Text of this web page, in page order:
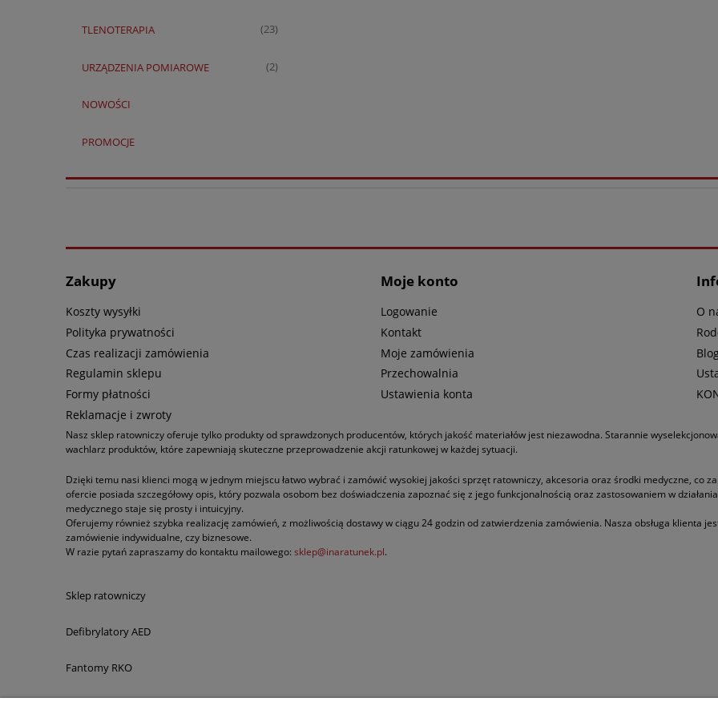
TLENOTERAPIA (23)
URZĄDZENIA POMIAROWE (2)
NOWOŚCI
PROMOCJE
Zakupy
Koszty wysyłki
Polityka prywatności
Czas realizacji zamówienia
Regulamin sklepu
Formy płatności
Reklamacje i zwroty
Moje konto
Logowanie
Kontakt
Moje zamówienia
Przechowalnia
Ustawienia konta
O
Nasz sklep ratowniczy oferuje tylko produkty od sprawdzonych producentów, których jakość materiałów jest niezawodna. Starannie
wachlarz produktów, które zapewniają skuteczne przeprowadzenie akcji ratunkowej w każdej sytuacji.
Dzięki temu nasi klienci mogą w jednym miejscu łatwo wybrać i zamówić wysokiej jakości sprzęt ratowniczy, akcesoria oraz środki medyczne, co
ofercie posiada szczegółowy opis, który pozwala osobom bez doświadczenia zapoznać się z jego funkcjonalnością oraz zastosowaniem w
medycznego staje się prosty i intuicyjny.
Oferujemy również szybka realizację zamówień, z możliwością dostawy w ciągu 24 godzin od zatwierdzenia zamówienia. Nasza obsługa klienta
zamówienie indywidualne, czy biznesowe.
W razie pytań zapraszamy do kontaktu mailowego: sklep@inaratunek.pl.
Sklep ratowniczy
Defibrylatory AED
Fantomy RKO